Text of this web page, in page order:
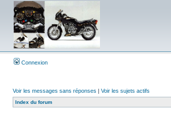
Connexion
Voir les messages sans réponses | Voir les sujets actifs
Index du forum